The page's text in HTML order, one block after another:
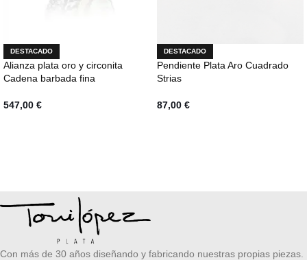
DESTACADO
Alianza plata oro y circonita
Cadena barbada fina
547,00 €
DESTACADO
Pendiente Plata Aro Cuadrado
Strias
87,00 €
Con más de 30 años diseñando y fabricando nuestras propias piezas.